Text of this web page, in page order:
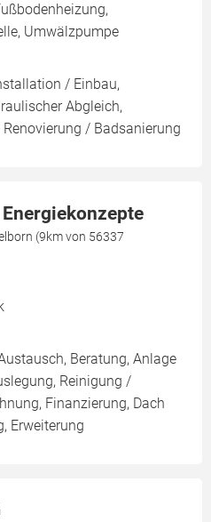
Umwälzpumpe
/ Einbau,
Abgleich,
/ Badsanierung
(9km von 56337
Beratung, Anlage
Reinigung /
Finanzierung, Dach
Erweiterung